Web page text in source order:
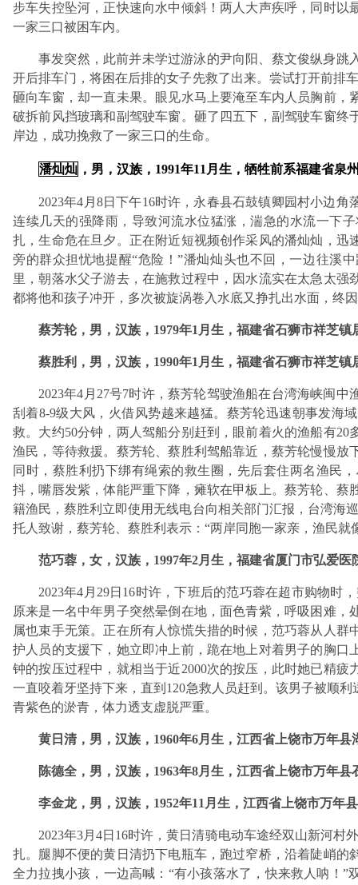
步车失控坠河，正快速向水中倾斜！两人大声疾呼，同时
一家三口被困车内。
事发突然，此前并未学过游泳的尹向阳、蔡文俊纵身
开后排车门，将困在后排的女子先救了出来。尝试打开前排
砸向车窗，却一直未果。眼见水马上要淹至车内人员胸前
破拆前风挡玻璃和副驾驶车窗。砸了四五下，副驾驶车窗
岸边，成功挽救了一家三口的生命。
潘灿灿 ，男，汉族，1991年11月生，牺牲前系福建省泉
2023年4月8日下午16时许，永春县石鼓镇卿园村小边
连续几天的强降雨，导致河流水位猛涨，湍急的水流一下
扎，生命危在旦夕。正在附近短视频创作采风的潘灿灿，
旁的群众担忧地提醒“危险！”潘灿灿头也不回，一边往溪
里，朝落水父子游去，在施救过程中，因水流实在太急太
都将他和孩子冲开，多次被旋涡卷入水底又挣扎出水面，终
蔡芳轮，男，汉族，1979年1月生，福建省石狮市祥芝镇
蔡胜利，男，汉族，1990年1月生，福建省石狮市祥芝镇
2023年4月27号7时许，蔡芳轮驾驶渔船在台湾海峡闽
刮着8-9级大风，火借风势越来越猛。蔡芳轮迅速朝事发海
救。大约50分钟，两人驾船分别赶到，眼前着火的渔船有
渔民，等待救援。蔡芳轮、蔡胜利驾船靠近，蔡芳轮慢慢
同时，蔡胜利扔下绑有绳索的救生圈，先后套住两名渔民
抖，嘴唇发紫，体能严重下降，瘫软在甲板上。蔡芳轮、
籍渔民，蔡胜利立即使用无线电台向相关部门汇报，台湾海
托人致谢，蔡芳轮、蔡胜利表示：“两岸同胞一家亲，渔民
范巧蓉，女，汉族，1997年2月生，福建省厦门市弘爱医
2023年4月29日16时许，下班后的范巧蓉在超市购物时
原来是一名中年男子突然晕倒在地，面色青紫，呼吸困难
属也束手无策。正在所有人惊慌失措的时候，范巧蓉从人
护人员的支援下，她立即冲上前，跪在地上对着男子的胸
钟的按压过程中，就相当于近2000次的按压，此时她已精
一直咬着牙坚持下来，直到120急救人员赶到。该男子被顺
青紫色的淤青，体力透支虚脱严重。
黄日清，男，汉族，1960年6月生，江西省上饶市万年
陈德全，男，汉族，1963年8月生，江西省上饶市万年
李金龙，男，汉族，1952年11月生，江西省上饶市万年
2023年3月4日16时许，黄日清骑电动车途经双山新河
扎。腿脚不便的黄日清扔下电瓶车，跑过窄桥，沿着陡峭
全力拉拽小孩，一边高喊：“有小孩落水了，快来救人呐！